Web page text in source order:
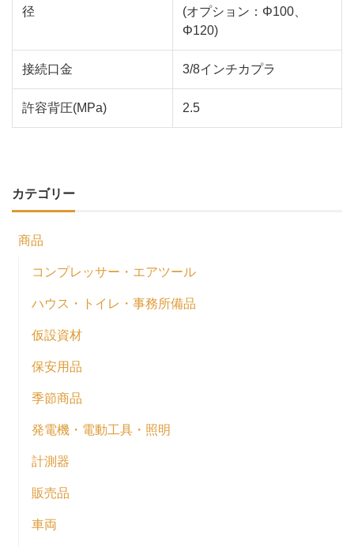
径
(オプション：Φ100、
Φ120)
接続口金 3/8インチカプラ
許容背圧(MPa) 2.5
カテゴリー
商品
コンプレッサー・エアツール
ハウス・トイレ・事務所備品
仮設資材
保安用品
季節商品
発電機・電動工具・照明
計測器
販売品
車両